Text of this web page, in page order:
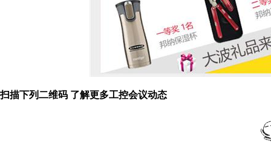
扫描下列二维码 了解更多工控会议动态